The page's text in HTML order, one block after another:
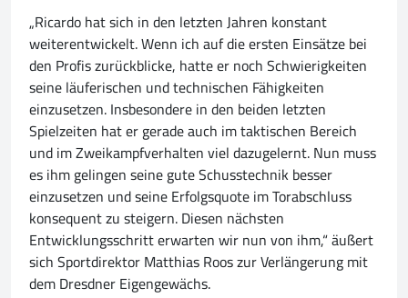
„Ricardo hat sich in den letzten Jahren konstant
weiterentwickelt. Wenn ich auf die ersten Einsätze bei
den Profis zurückblicke, hatte er noch Schwierigkeiten
seine läuferischen und technischen Fähigkeiten
einzusetzen. Insbesondere in den beiden letzten
Spielzeiten hat er gerade auch im taktischen Bereich
und im Zweikampfverhalten viel dazugelernt. Nun muss
es ihm gelingen seine gute Schusstechnik besser
einzusetzen und seine Erfolgsquote im Torabschluss
konsequent zu steigern. Diesen nächsten
Entwicklungsschritt erwarten wir nun von ihm,“ äußert
sich Sportdirektor Matthias Roos zur Verlängerung mit
dem Dresdner Eigengewächs.